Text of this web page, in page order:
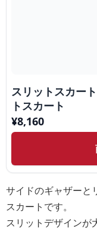
スリットスカー
トスカート
¥8,160
サイドのギャザーと
スカートです。
スリットデザインが